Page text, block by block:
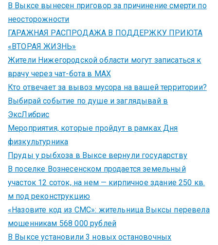
В Выксе вынесен приговор за причинение смерти по
неосторожности
ГАРАЖНАЯ РАСПРОДАЖА В ПОДДЕРЖКУ ПРИЮТА
«ВТОРАЯ ЖИЗНЬ»
Жители Нижегородской области могут записаться к
врачу через чат-бота в MAX
Кто отвечает за вывоз мусора на вашей территории?
Выбирай событие по душе и заглядывай в
ЭксЛибрис
Мероприятия, которые пройдут в рамках Дня
физкультурника
Пруды у рыбхоза в Выксе вернули государству
В поселке Вознесенском продается земельный
участок 12 соток, на нем — кирпичное здание 250 кв.
м под реконструкцию
«Назовите код из СМС»: жительница Выксы перевела
мошенникам 568 000 рублей
В Выксе установили 3 новых остановочных